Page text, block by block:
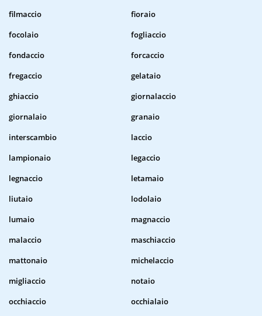
filmaccio
fioraio
focolaio
fogliaccio
fondaccio
forcaccio
fregaccio
gelataio
ghiaccio
giornalaccio
giornalaio
granaio
interscambio
laccio
lampionaio
legaccio
legnaccio
letamaio
liutaio
lodolaio
lumaio
magnaccio
malaccio
maschiaccio
mattonaio
michelaccio
migliaccio
notaio
occhiaccio
occhialaio